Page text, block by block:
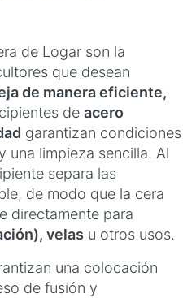
de Logar son la
que desean
de manera eficiente,
de acero
garantizan condiciones
una limpieza sencilla. Al
separa las
de modo que la cera
directamente para
velas u otros usos.
una colocación
de fusión y